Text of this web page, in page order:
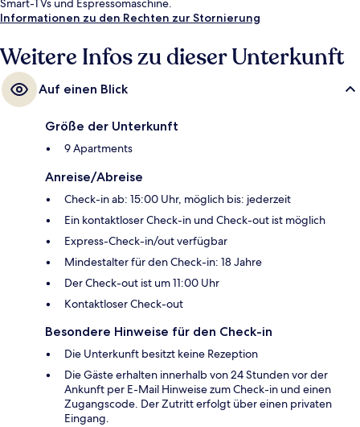
Smart-TVs und Espressomaschine.
Informationen zu den Rechten zur Stornierung
Weitere Infos zu dieser Unterkunft
Auf einen Blick
Größe der Unterkunft
9 Apartments
Anreise/Abreise
Check-in ab: 15:00 Uhr, möglich bis: jederzeit
Ein kontaktloser Check-in und Check-out ist möglich
Express-Check-in/out verfügbar
Mindestalter für den Check-in: 18 Jahre
Der Check-out ist um 11:00 Uhr
Kontaktloser Check-out
Besondere Hinweise für den Check-in
Die Unterkunft besitzt keine Rezeption
Die Gäste erhalten innerhalb von 24 Stunden vor der
Ankunft per E-Mail Hinweise zum Check-in und einen
Zugangscode. Der Zutritt erfolgt über einen privaten
Eingang.